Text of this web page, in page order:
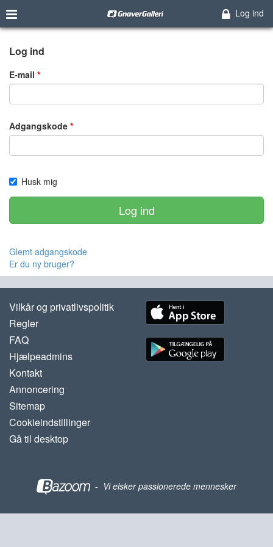
Log ind
Log ind
E-mail
Adgangskode
Husk mig
Log ind
Glemt adgangskode
Er du ny bruger?
Vilkår og privatlivspolitik
Regler
FAQ
Hjælpeadmins
Kontakt
Annoncering
Sitemap
Cookieindstillinger
Gå til desktop
- Vi elsker passionerede mennesker